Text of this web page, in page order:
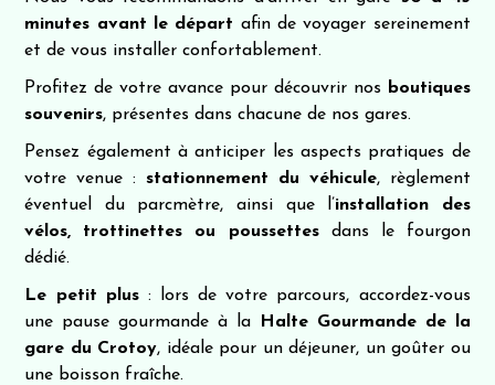
minutes avant le départ afin de voyager sereinement
et de vous installer confortablement.
Profitez de votre avance pour découvrir nos
boutiques
souvenirs, présentes dans chacune de nos gares.
Pensez également à anticiper les aspects pratiques de
votre venue : stationnement du véhicule, règlement
éventuel du parcmètre, ainsi que l’installation des
vélos, trottinettes ou poussettesdans le fourgon
dédié.
Le petit plus: lors de votre parcours, accordez-vous
une pause gourmande à la
Halte Gourmande de la
gare du Crotoy, idéale pour un déjeuner, un goûter ou
une boisson fraîche.